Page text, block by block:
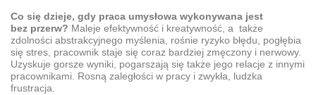
Co się dzieje, gdy praca umysłowa wykonywana jest
bez przerw? Maleje efektywność i kreatywność, a także
zdolności abstrakcyjnego myślenia, rośnie ryzyko błędu, pogłębia
się stres, pracownik staje się coraz bardziej zmęczony i nerwowy.
Uzyskuje gorsze wyniki, pogarszają się także jego relacje z innymi
pracownikami. Rosną zaległości w pracy i zwykła, ludzka
frustracja.